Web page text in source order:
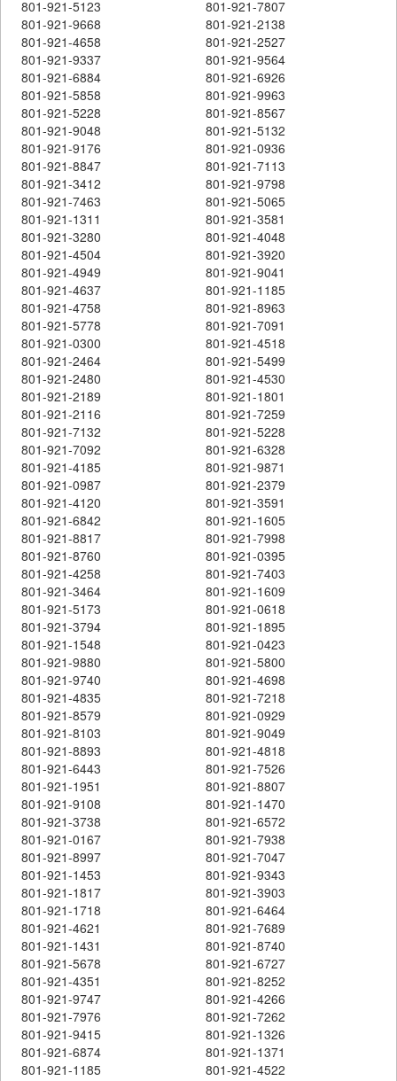
801-921-5123
801-921-7807
801-921-9668
801-921-2138
801-921-4658
801-921-2527
801-921-9337
801-921-9564
801-921-6884
801-921-6926
801-921-5858
801-921-9963
801-921-5228
801-921-8567
801-921-9048
801-921-5132
801-921-9176
801-921-0936
801-921-8847
801-921-7113
801-921-3412
801-921-9798
801-921-7463
801-921-5065
801-921-1311
801-921-3581
801-921-3280
801-921-4048
801-921-4504
801-921-3920
801-921-4949
801-921-9041
801-921-4637
801-921-1185
801-921-4758
801-921-8963
801-921-5778
801-921-7091
801-921-0300
801-921-4518
801-921-2464
801-921-5499
801-921-2480
801-921-4530
801-921-2189
801-921-1801
801-921-2116
801-921-7259
801-921-7132
801-921-5228
801-921-7092
801-921-6328
801-921-4185
801-921-9871
801-921-0987
801-921-2379
801-921-4120
801-921-3591
801-921-6842
801-921-1605
801-921-8817
801-921-7998
801-921-8760
801-921-0395
801-921-4258
801-921-7403
801-921-3464
801-921-1609
801-921-5173
801-921-0618
801-921-3794
801-921-1895
801-921-1548
801-921-0423
801-921-9880
801-921-5800
801-921-9740
801-921-4698
801-921-4835
801-921-7218
801-921-8579
801-921-0929
801-921-8103
801-921-9049
801-921-8893
801-921-4818
801-921-6443
801-921-7526
801-921-1951
801-921-8807
801-921-9108
801-921-1470
801-921-3738
801-921-6572
801-921-0167
801-921-7938
801-921-8997
801-921-7047
801-921-1453
801-921-9343
801-921-1817
801-921-3903
801-921-1718
801-921-6464
801-921-4621
801-921-7689
801-921-1431
801-921-8740
801-921-5678
801-921-6727
801-921-4351
801-921-8252
801-921-9747
801-921-4266
801-921-7976
801-921-7262
801-921-9415
801-921-1326
801-921-6874
801-921-1371
801-921-1185
801-921-4522